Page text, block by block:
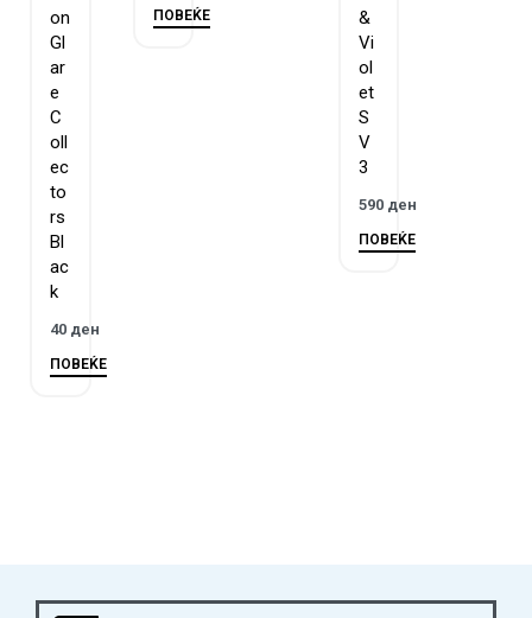
on
Gl
ar
e
C
oll
ec
to
rs
Bl
ac
k
40 ден
ПОВЕЌЕ
ПОВЕЌЕ
&
Vi
ol
et
S
V
3
590 ден
ПОВЕЌЕ